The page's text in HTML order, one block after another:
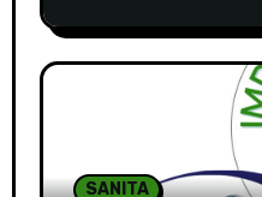
SANITA